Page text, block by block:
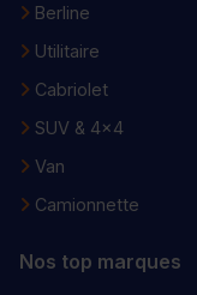
Berline
Utilitaire
Cabriolet
SUV & 4x4
Van
Camionnette
Nos top marques